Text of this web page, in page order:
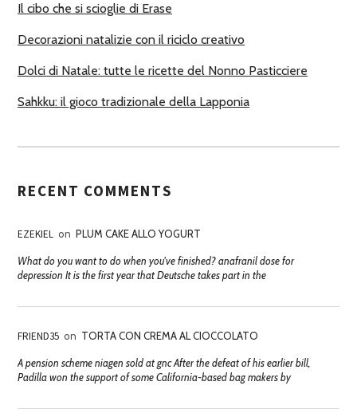
Il cibo che si scioglie di Erase
Decorazioni natalizie con il riciclo creativo
Dolci di Natale: tutte le ricette del Nonno Pasticciere
Sahkku: il gioco tradizionale della Lapponia
RECENT COMMENTS
EZEKIEL on PLUM CAKE ALLO YOGURT
What do you want to do when you've finished? anafranil dose for
depression It is the first year that Deutsche takes part in the
FRIEND35 on TORTA CON CREMA AL CIOCCOLATO
A pension scheme niagen sold at gnc After the defeat of his earlier bill,
Padilla won the support of some California-based bag makers by